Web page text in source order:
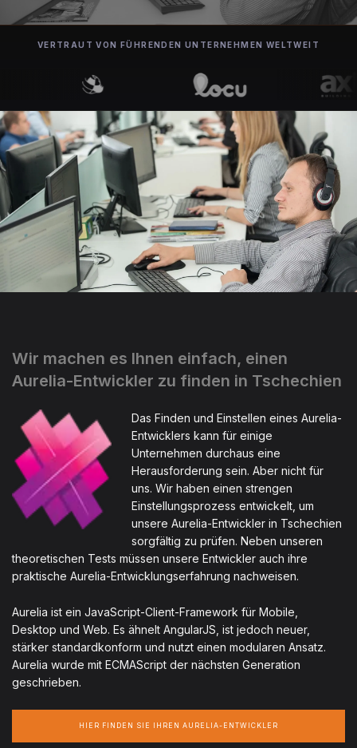
VERTRAUT VON FÜHRENDEN UNTERNEHMEN WELTWEIT
Wir machen es Ihnen einfach, einen
Aurelia-Entwickler zu finden in Tschechien
Das Finden und Einstellen eines Aurelia-
Entwicklers kann für einige
Unternehmen durchaus eine
Herausforderung sein. Aber nicht für
uns. Wir haben einen strengen
Einstellungsprozess entwickelt, um
unsere Aurelia-Entwickler in Tschechien
sorgfältig zu prüfen. Neben unseren
theoretischen Tests müssen unsere Entwickler auch ihre
praktische Aurelia-Entwicklungserfahrung nachweisen.
Aurelia ist ein JavaScript-Client-Framework für Mobile,
Desktop und Web. Es ähnelt AngularJS, ist jedoch neuer,
stärker standardkonform und nutzt einen modularen Ansatz.
Aurelia wurde mit ECMAScript der nächsten Generation
geschrieben.
HIER FINDEN SIE IHREN AURELIA-ENTWICKLER